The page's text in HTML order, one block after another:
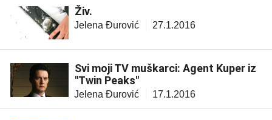
Živ.
Jelena Đurović 27.1.2016
Svi moji TV muškarci: Agent Kuper iz
"Twin Peaks"
Jelena Đurović 17.1.2016